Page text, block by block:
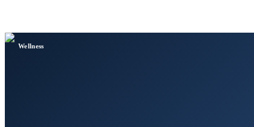
Wellness